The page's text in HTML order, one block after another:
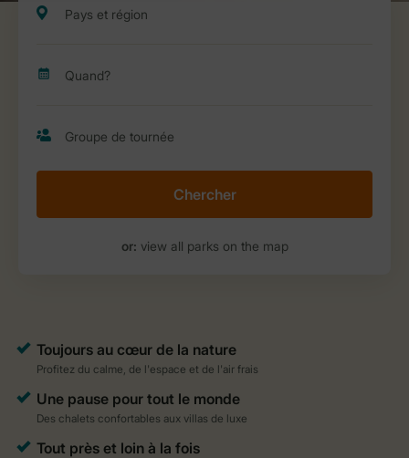
Chercher
or: view all parks on the map